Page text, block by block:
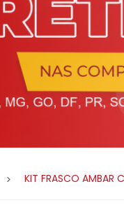
KIT FRASCO AMBAR